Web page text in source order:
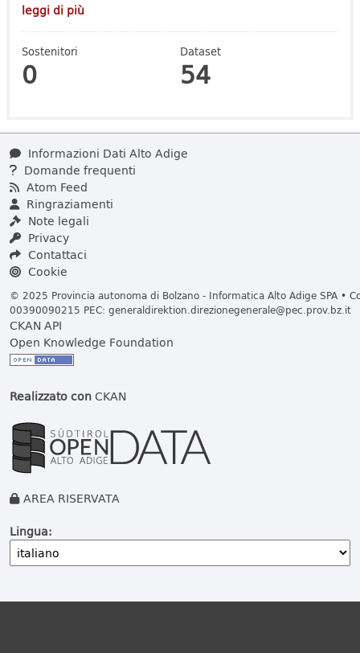
leggi di più
Sostenitori
0
Dataset
54
Informazioni Dati Alto Adige
Domande frequenti
Atom Feed
Ringraziamenti
Note legali
Privacy
Contattaci
Cookie
© 2025 Provincia autonoma di Bolzano - Informatica Alto Adige SPA •
00390090215 PEC: generaldirektion.direzionegenerale@pec.prov.bz.it
CKAN API
Open Knowledge Foundation
Realizzato conCKAN
AREA RISERVATA
Lingua